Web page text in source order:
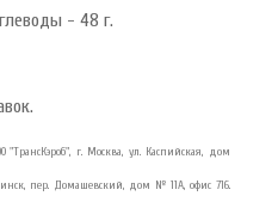
- 48 г.
"ТрансКэроб", г. Москва, ул. Каспийская, дом
пер. Домашевский, дом № 11А, офис 716.